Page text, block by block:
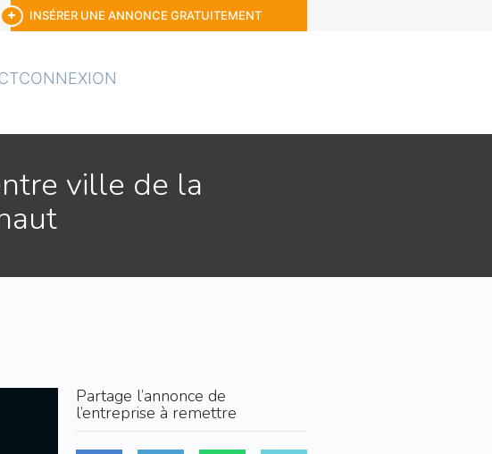
INSÉRER UNE ANNONCE GRATUITEMENT
CONNEXION
ville de la
Partage l’annonce de
l’entreprise à remettre